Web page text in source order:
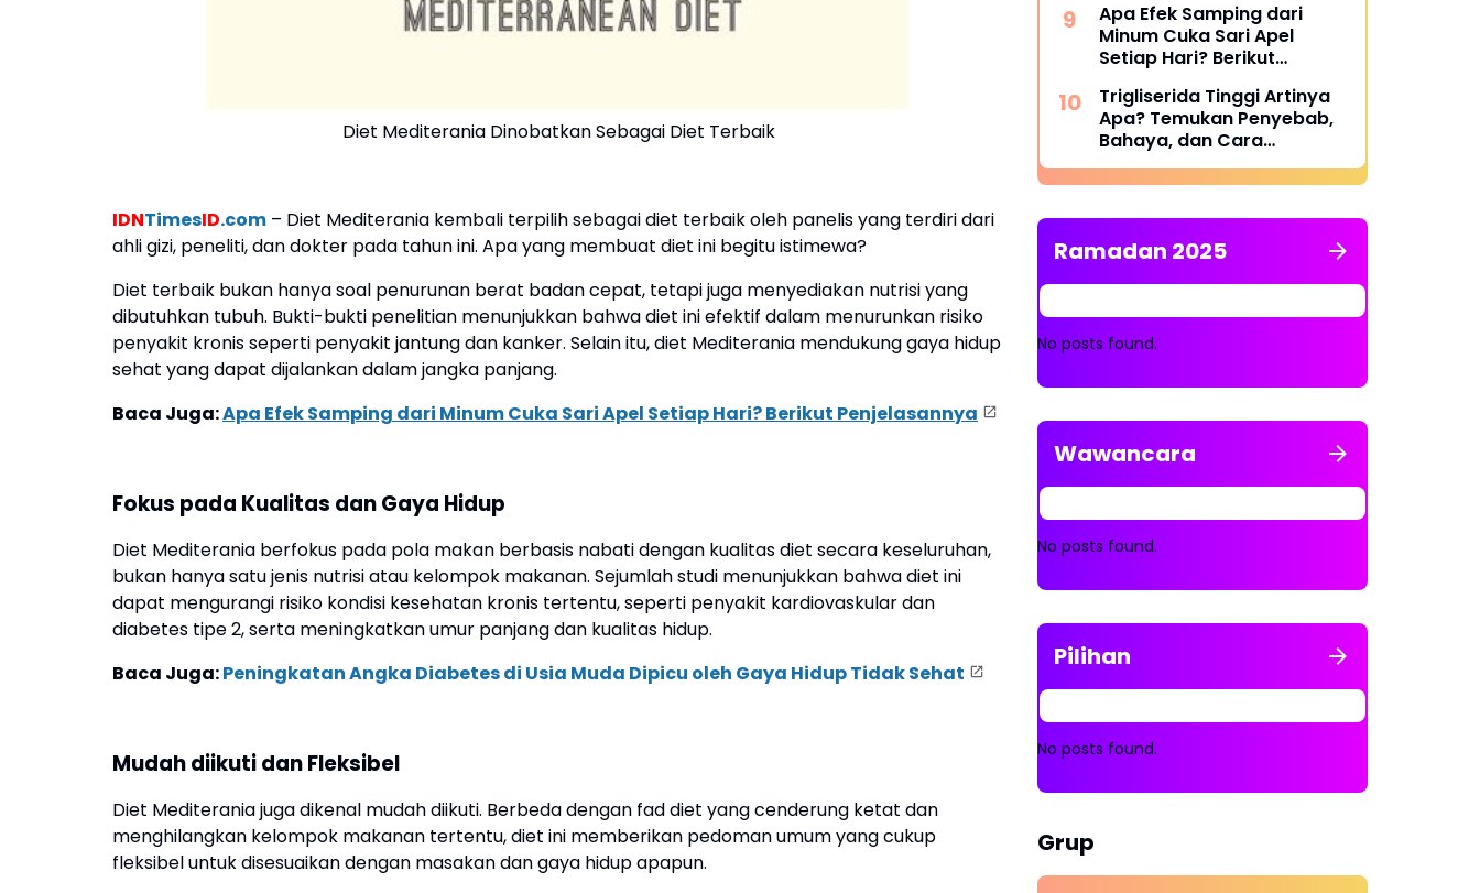
Diet Mediterania Dinobatkan Sebagai Diet Terbaik
IDNTimesID.com – Diet Mediterania kembali terpilih sebagai diet terbaik oleh panelis yang terdiri dari
ahli gizi, peneliti, dan dokter pada tahun ini. Apa yang membuat diet ini begitu istimewa?
Diet terbaik bukan hanya soal penurunan berat badan cepat, tetapi juga menyediakan nutrisi yang
dibutuhkan tubuh. Bukti-bukti penelitian menunjukkan bahwa diet ini efektif dalam menurunkan risiko
penyakit kronis seperti penyakit jantung dan kanker. Selain itu, diet Mediterania mendukung gaya hidup
sehat yang dapat dijalankan dalam jangka panjang.
Baca Juga:Apa Efek Samping dari Minum Cuka Sari Apel Setiap Hari? Berikut Penjelasannya
Fokus pada Kualitas dan Gaya Hidup
Diet Mediterania berfokus pada pola makan berbasis nabati dengan kualitas diet secara keseluruhan,
bukan hanya satu jenis nutrisi atau kelompok makanan. Sejumlah studi menunjukkan bahwa diet ini
dapat mengurangi risiko kondisi kesehatan kronis tertentu, seperti penyakit kardiovaskular dan
diabetes tipe 2, serta meningkatkan umur panjang dan kualitas hidup.
Baca Juga:Peningkatan Angka Diabetes di Usia Muda Dipicu oleh Gaya Hidup Tidak Sehat
Mudah diikuti dan Fleksibel
Diet Mediterania juga dikenal mudah diikuti. Berbeda dengan fad diet yang cenderung ketat dan
menghilangkan kelompok makanan tertentu, diet ini memberikan pedoman umum yang cukup
fleksibel untuk disesuaikan dengan masakan dan gaya hidup apapun.
Lingkungan Terpercaya
Apa Efek Samping dari
Minum Cuka Sari Apel
Setiap Hari? Berikut
Trigliserida Tinggi Artinya
Apa? Temukan Penyebab,
Bahaya, dan Cara
Mengatasinya
Ramadan 2025
No posts found.
Wawancara
No posts found.
Pilihan
No posts found.
Grup